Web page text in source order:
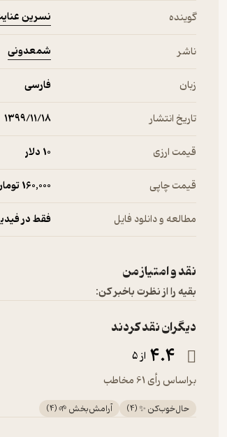
گوینده نسرین
ناشر شمعدونی
زبان فارسی
تاریخ انتشار ۱۳۹۹/۱۱/۱۸
قیمت ارزی 10 دلار
قیمت چاپی 160,000 تومان
مطالعه و دانلود فایل فقط در
نقد و امتیاز من
بقیه را از نظرت باخبر کن:
دیگران نقد کردند
4.4 از 5
براساس رأی 61 مخاطب
حال‌خوب‌کن ✨(
4
) آرامش‌بخش 🌱(
4
)